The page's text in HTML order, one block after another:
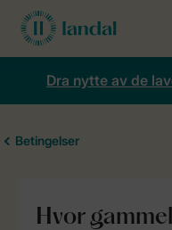
Dra nytte av de